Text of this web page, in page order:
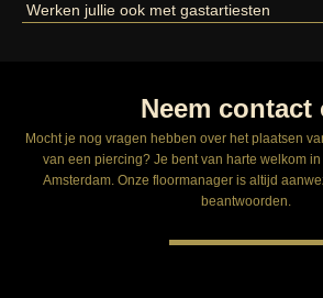
Werken jullie ook met gastartiesten
Neem contact
Mocht je nog vragen hebben over het plaatsen
van een piercing? Je bent van harte welkom
Amsterdam. Onze floormanager is altijd
beantwoorden.